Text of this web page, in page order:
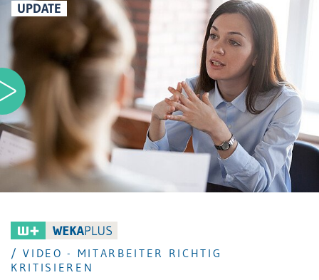
UPDATE
/ VIDEO - MITARBEITER RICHTIG
KRITISIEREN